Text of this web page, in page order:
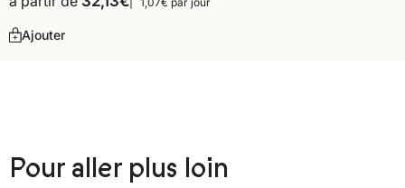
Ajouter
Pour aller plus loin